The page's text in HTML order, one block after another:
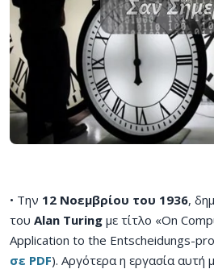
• Την 12 Νοεμβρίου του 1936,
του Alan Turing με τίτλο «On
Application to the Entscheidungs-
σε PDF). Αργότερα η εργασία αυτή